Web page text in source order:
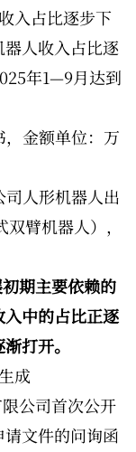
入占比逐步下
人收入占比逐
年1—9月达到
金额单位：万
人形机器人出
臂机器人），
期主要依赖的
中的占比正逐
打开。
成
公司首次公开
文件的问询函